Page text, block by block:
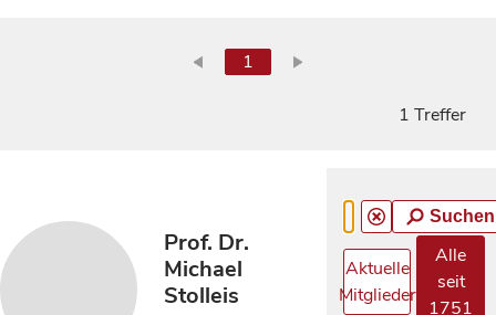
1
1 Treffer
Prof. Dr.
Michael
Stolleis
Suchen
Aktuelle
Mitglieder
Alle
seit
1751